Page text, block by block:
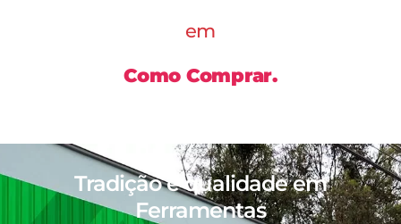
em
Como Comprar.
Tradição e qualidade em
Ferramentas